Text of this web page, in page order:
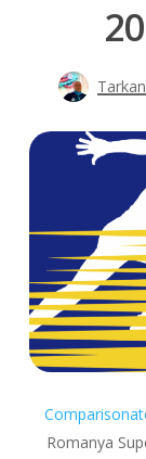
Romanya